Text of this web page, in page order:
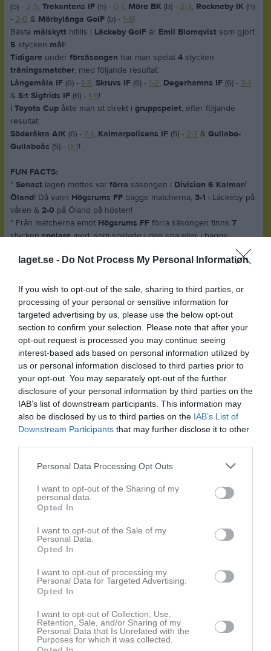
laget.se - Do Not Process My Personal Information
If you wish to opt-out of the sale, sharing to third parties, or
processing of your personal or sensitive information for
targeted advertising by us, please use the below opt-out
section to confirm your selection. Please note that after your
opt-out request is processed you may continue seeing
interest-based ads based on personal information utilized by
us or personal information disclosed to third parties prior to
your opt-out. You may separately opt-out of the further
disclosure of your personal information by third parties on the
IAB’s list of downstream participants. This information may
also be disclosed by us to third parties on the IAB’s List of
Downstream Participants that may further disclose it to other
Personal Data Processing Opt Outs
I want to opt-out of the Sharing of my
personal data.
Opted In
I want to opt-out of the Sale of my
Personal Data.
Opted In
I want to opt-out of processing my
Personal Data for Targeted Advertising.
Opted In
I want to opt-out of Collection, Use,
Retention, Sale, and/or Sharing of my
Personal Data that Is Unrelated with the
Purposes for which it was collected.
(b) - 2-5, Trekantens IF (h) - 0-1, Möre BK (b) - 2-3, Rockneby IK (h)
- 2-0 & Mörbylånga GoIF (b) - 1-6!
Bästa målskytt hitills i Läckeby GoIF är Emil Blomqvist som gjort
5 stycken mål!
Tidigare under försäsongen har man spelat 4 stycken
träningsmatcher, med följande resultat:
Långemåla IF (6) - 1-3, Skruvs IF (6) - 1-2, Degerhamns IF (6) - 3-1
& S:t Sigfrids IF (6) - 1-6!
I Toyota Cup åkte man ut direkt i gruppspelet, efter följande
resultat:
Söderåkra AIK (6) - 7-1, Kalmarpolisens IF (5) - 2-7 & Gullabo-
Gullaboås (5) - 0-1!
FUN FACTS:
* Senast lagen möttes var förra säsongen i Division 6 Kalmar/
Öland! Då vann Högsrums FF bägge matcherna, 3-1 i Läckeby på
våren & 2-0 på Öland på hösten!
* Från matcherna emot Högsrums FF förra säsongen finns 7
styckenspelaremed, som spelade i den ena eller i bägge
s matchtrupp till
den här matchen -Albin Gunnarsson ,Elias Udén Johansson,
Olle Bjelkendal + föreningens43årige assisterande tränare
Peter Engman, som då spelade mittback sista 20-25 minuterna i
matchen på höstsäsongen!
NU KÖR VI!
Läckeby GoIF har tagit ut följande spelare:
Olle Bjelkendal (mv)
Adam Palmér
Albin Gunnarsson
Alexander Kennerfalk
Daniel Ehnblom
Elias Udén Johansson
Emil Blomqvist
Hampus Hagstedt
Herman Holmén
Idriz Spahiu
Kim Oskarsson
Mohamad Abdulaal
Noah Sporre
Olle Karlsson
Sigge Holm
Samling:17.15 i Läckeby, 17.30 på Rasta i Kalmar eller 18.00 på
Matchstart:19.00